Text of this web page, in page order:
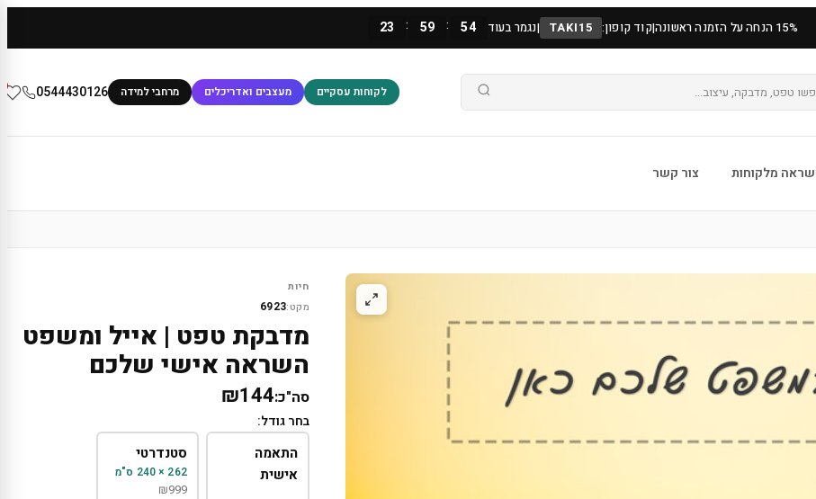
15% הנחה על הזמנה ראשונה |קוד קופון: TAKI15
|נגמר בעוד 23 : 59 : 52
לקוחות עסקיים מעצבים ואדריכלים מרחבי למידה 0544430126
מלקוחות צור קשר
חיות
מקט:6923
מדבקת טפט | אייל ומשפט
השראה אישי שלכם
סה"כ:₪144
בחר גודל:
התאמה
אישית
סטנדרטי
262 × 240 ס"מ
₪999